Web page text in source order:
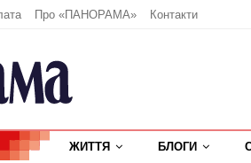
Про «ПАНОРАМА» Контакти
ЖИТТЯ БЛОГИ